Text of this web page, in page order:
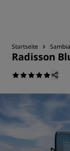
Startseite Sambia
Radisson